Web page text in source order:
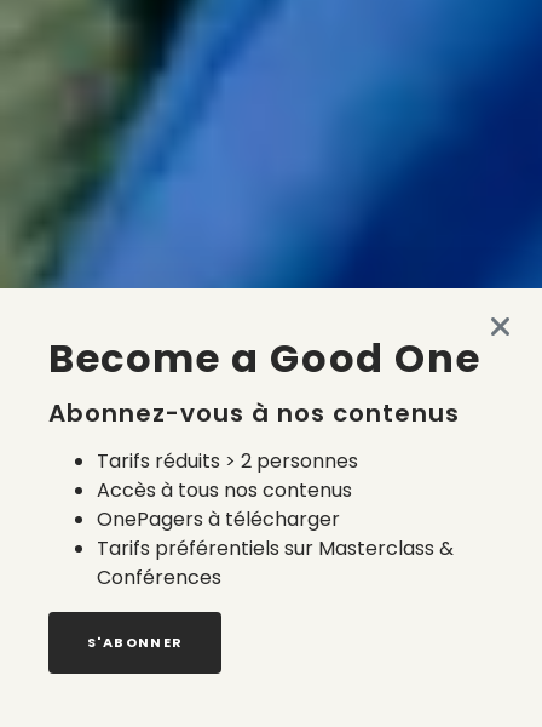
Become a Good One
Abonnez-vous à nos contenus
Tarifs réduits > 2 personnes
Accès à tous nos contenus
OnePagers à télécharger
Tarifs préférentiels sur Masterclass &
Conférences
S'ABONNER